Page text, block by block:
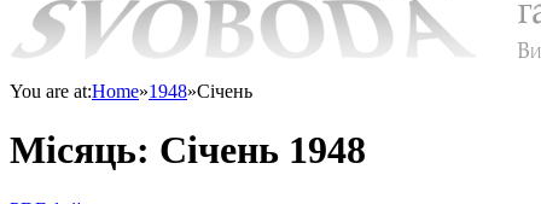
You are at:Home»1948»Січень
Місяць: Січень 1948